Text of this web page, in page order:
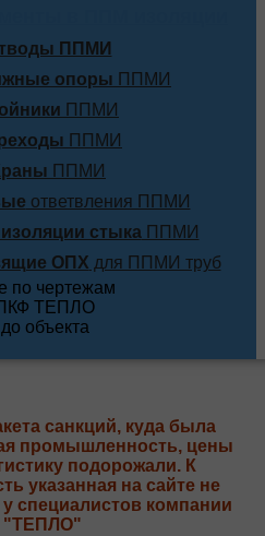
ППМИ
опоры ППМИ
ППМИ
ППМИ
ППМИ
ответвления ППМИ
стыкаППМИ
ОПХ для ППМИ труб
санкций, куда была
промышленность, цены
подорожали. К
указанная на сайте не
у специалистов компании
"ТЕПЛО"